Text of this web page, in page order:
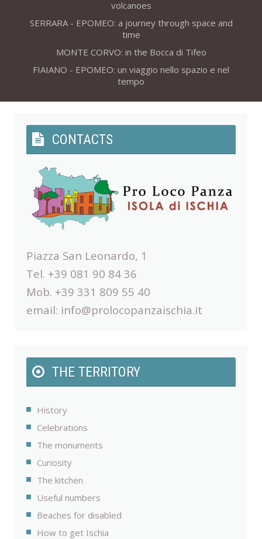
volcanoes
SERRARA - EPOMEO: a journey through space and
time
MONTE CORVO: in the Bocca di Tifeo
FIAIANO - EPOMEO: un viaggio nello spazio e nel
tempo
CONTACTS
Piazza San Leonardo, 1
Tel. +39 081 90 84 36
Mob. +39 331 809 55 40
email: info@prolocopanzaischia.it
THE TERRITORY
History
Celebrations
The monuments
Curiosity
The kitchen
Useful numbers
Beaches for disabled
How to get Ischia